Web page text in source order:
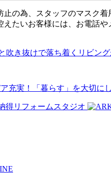
の為、スタッフのマスク
たいお客様には、お電話や
吹き抜けで落ち着くリビン
充実！「暮らす」を大切に